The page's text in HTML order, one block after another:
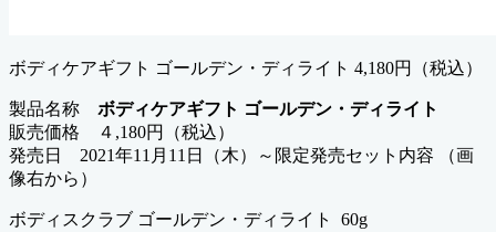
ボディケアギフト ゴールデン・ディライト 4,180円（税込）
製品名称 ボディケアギフト ゴールデン・ディライト
販売価格 ４,180円（税込）
発売日 2021年11月11日（木）～限定発売セット内容 （画
像右から）
ボディスクラブ ゴールデン・ディライト 60g